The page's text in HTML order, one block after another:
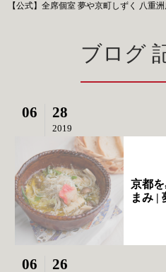
【公式】全席個室 夢や京町しずく 八重
ブログ
06 28
2019
京都
まみ |
06 26